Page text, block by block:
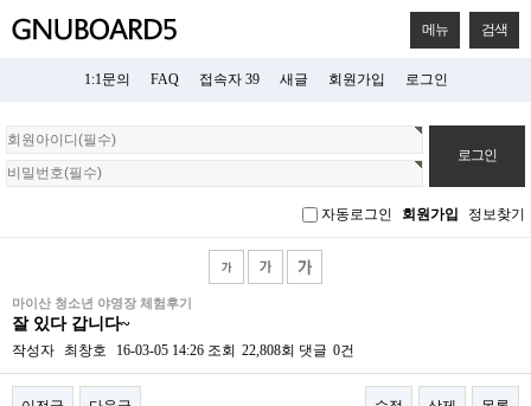
메뉴 검색
1:1문의 FAQ 접속자 39 새글 회원가입 로그인
회
원
로
자동로그인 회원가입 정보찾기
마이산 청소년 야영장 체험후기
잘 있다 갑니다~
작성자 최창호 16-03-05 14:26 조회 22,808회 댓글 0건